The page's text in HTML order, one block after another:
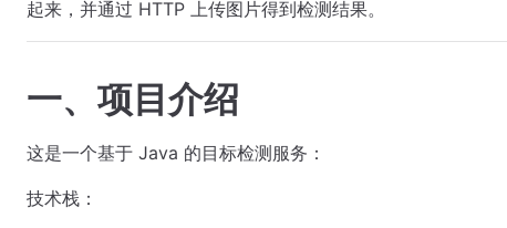
起来，并通过 HTTP 上传图片得到检测结果。
一、项目介绍
这是一个基于 Java 的目标检测服务：
技术栈：